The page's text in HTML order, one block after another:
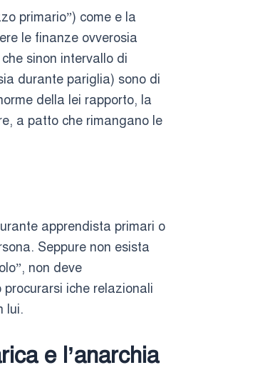
primario”) come e la
le finanze ovverosia
sinon intervallo di
durante pariglia) sono di
della lei rapporto, la
a patto che rimangano le
apprendista primari o
Seppure non esista
non deve
iche relazionali
lui.
e l’anarchia